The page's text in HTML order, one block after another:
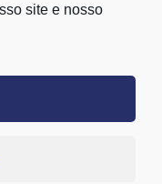
SP
site e nosso